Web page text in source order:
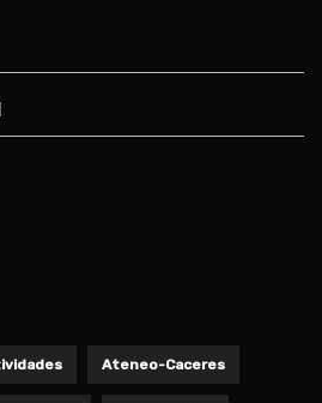
Ateneo-Caceres